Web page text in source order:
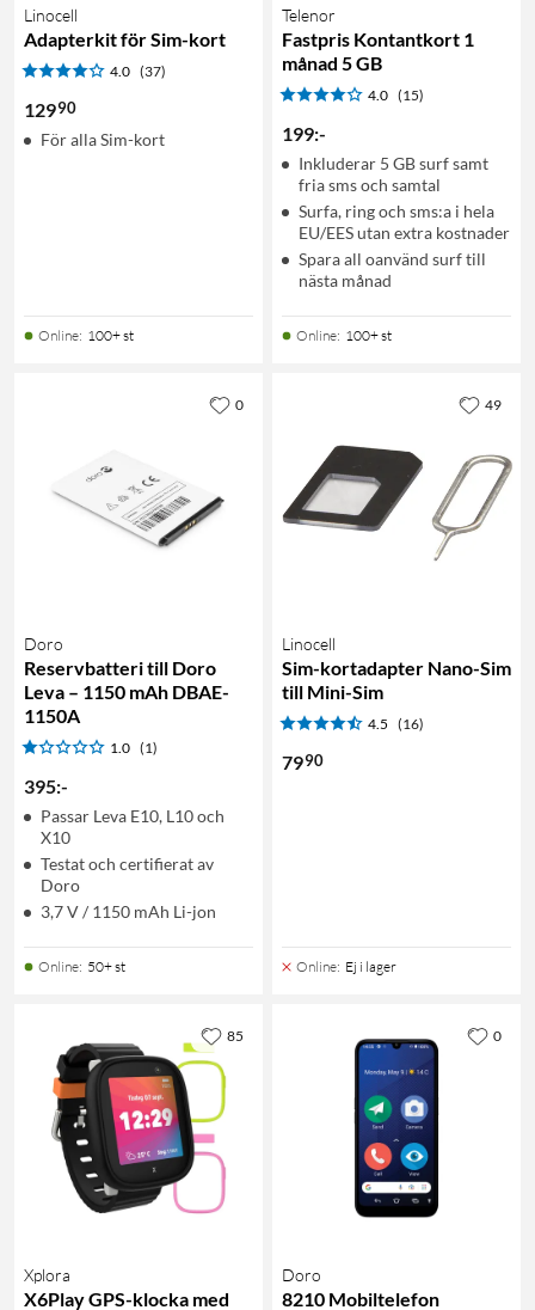
Linocell
Adapterkit för Sim-kort
4.0 (37)
12990
För alla Sim-kort
Online: 100+ st
Telenor
Fastpris Kontantkort 1
månad 5 GB
4.0 (15)
199:-
Inkluderar 5 GB surf samt
fria sms och samtal
Surfa, ring och sms:a i hela
EU/EES utan extra kostnader
Spara all oanvänd surf till
nästa månad
Online: 100+ st
Doro
Reservbatteri till Doro
Leva – 1150 mAh DBAE-
1150A
1.0 (1)
395:-
Passar Leva E10, L10 och
X10
Testat och certifierat av
Doro
3,7 V / 1150 mAh Li-jon
Online: 50+ st
0
Linocell
Sim-kortadapter Nano-Sim
till Mini-Sim
4.5 (16)
7990
Online: Ej i lager
49
Xplora
X6Play GPS-klocka med
85
Doro
8210 Mobiltelefon
0